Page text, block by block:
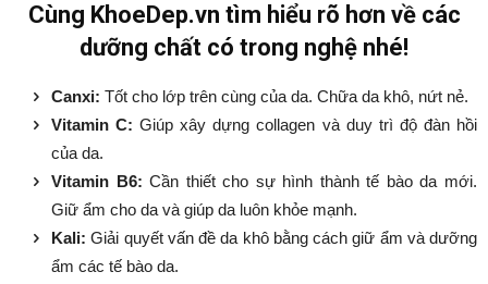
Cùng KhoeDep.vn tìm hiểu rõ hơn về các
dưỡng chất có trong nghệ nhé!
Canxi: Tốt cho lớp trên cùng của da. Chữa da khô, nứt nẻ.
Vitamin C: Giúp xây dựng collagen và duy trì độ đàn hồi
của da.
Vitamin B6: Cần thiết cho sự hình thành tế bào da mới.
Giữ ẩm cho da và giúp da luôn khỏe mạnh.
Kali: Giải quyết vấn đề da khô bằng cách giữ ẩm và dưỡng
ẩm các tế bào da.